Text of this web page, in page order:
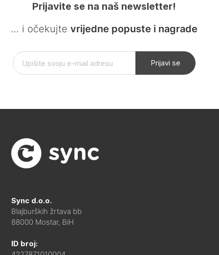
Prijavite se na naš newsletter!
… i očekujte vrijedne popuste i nagrade
Prijavi se
Sync d.o.o.
Blajburških žrtava bb
88000 Mostar, BiH
ID broj: